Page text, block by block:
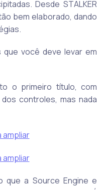
Desde STALKER
bem elaborado, dando
que você deve levar em
o primeiro título, com
controles, mas nada
que a Source Engine e